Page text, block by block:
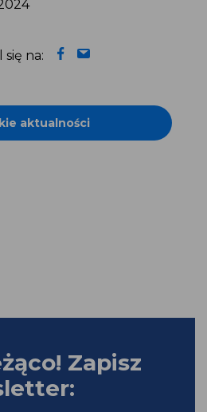
aktualności